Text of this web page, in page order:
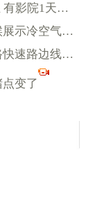
8年来最惨！宁波已有3家影院暂停营业 有影院1天收入只有百来元
宁波最高气温将从34℃降到28℃ 是时候展示冷空气的"实力"了
宁波老城这一片区规划调整 涉及通途路快速路边线移动
变了